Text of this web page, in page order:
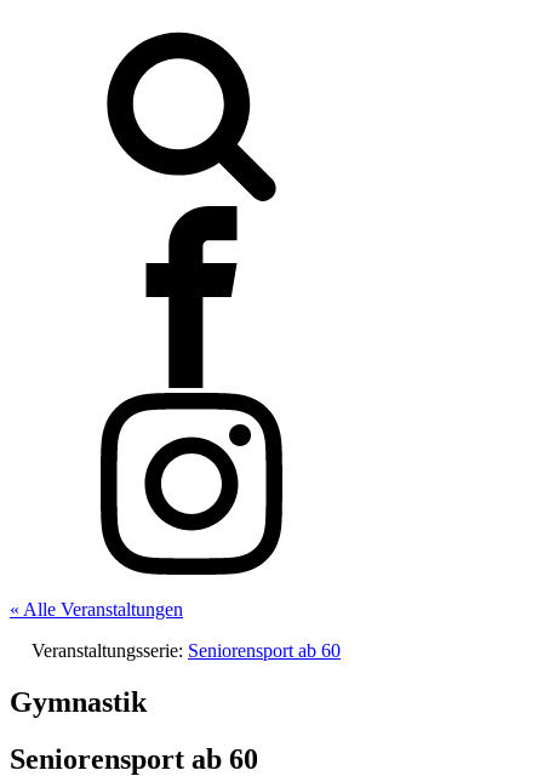
« Alle Veranstaltungen
Veranstaltungsserie: Seniorensport ab 60
Gymnastik
Seniorensport ab 60